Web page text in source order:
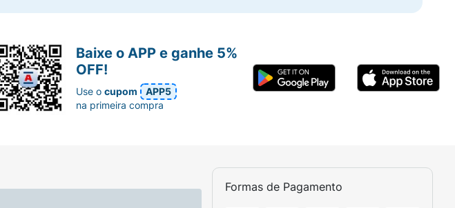
Formas de Pagamento
Baixe o APP e ganhe 5%
OFF!
Use ocupom
APP5
na primeira compra